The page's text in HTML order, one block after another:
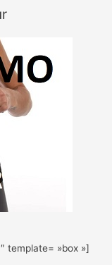
template= »box »]